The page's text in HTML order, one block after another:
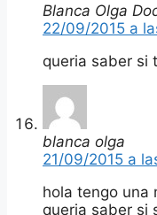
Blanca Olga
22/09/2015 a
queria saber si
blanca olga
21/09/2015 a
hola tengo una
queria saber si